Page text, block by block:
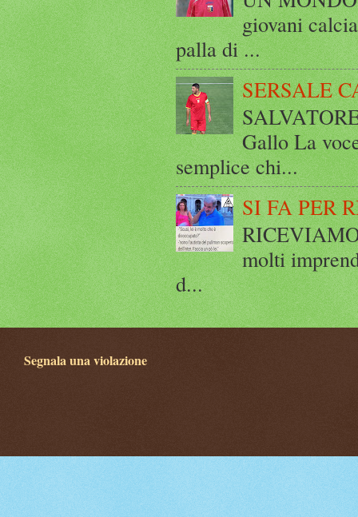
giovani
palla di ...
SERSALE
Gallo La
semplice chi...
SI FA PER
molti
d...
Segnala una violazione